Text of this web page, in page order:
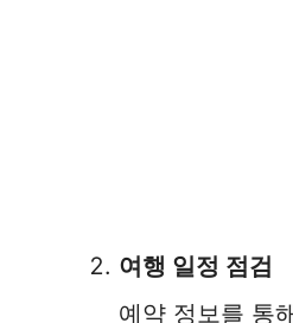
여행 일정 점검
예약 정보를 통